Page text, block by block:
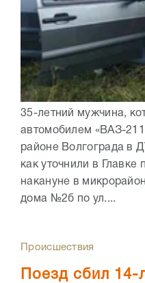
35-летний мужчина,
автомобилем «ВАЗ-
районе Волгограда в
как уточнили в
накануне в
дома №2б по ул....
Происшествия
Поезд сбил 14-